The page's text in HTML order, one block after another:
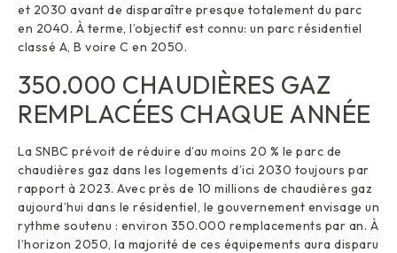
et 2030 avant de disparaître presque totalement du parc
en 2040. À terme, l’objectif est connu: un parc résidentiel
classé A, B voire C en 2050.
350.000 CHAUDIÈRES GAZ
REMPLACÉES CHAQUE ANNÉE
La SNBC prévoit de réduire d’au moins 20 % le parc de
chaudières gaz dans les logements d’ici 2030 toujours par
rapport à 2023. Avec près de 10 millions de chaudières gaz
aujourd’hui dans le résidentiel, le gouvernement envisage un
rythme soutenu : environ 350.000 remplacements par an. À
l’horizon 2050, la majorité de ces équipements aura disparu